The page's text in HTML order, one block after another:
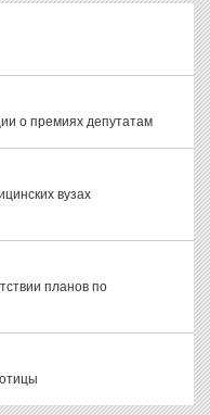
о премиях депутатам
вузах
планов по